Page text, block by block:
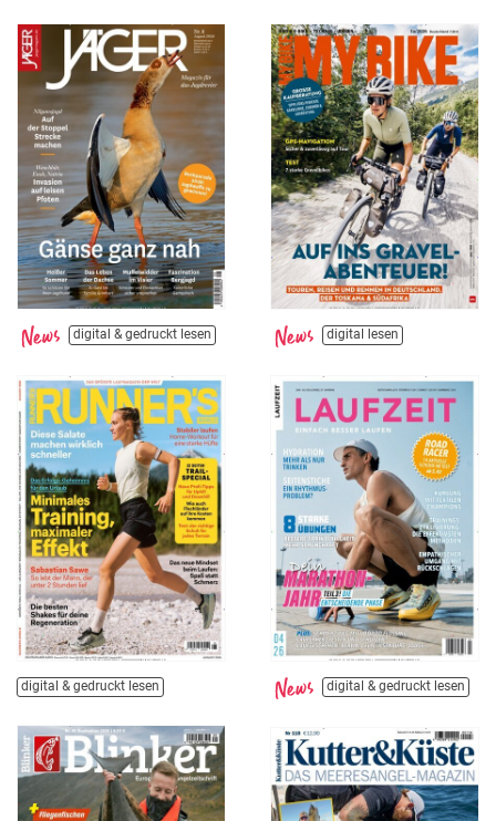
digital & gedruckt lesen digital lesen
digital & gedruckt lesen digital & gedruckt lesen